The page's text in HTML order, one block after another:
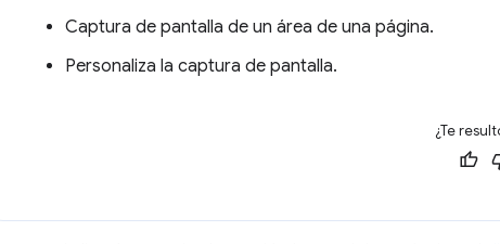
Captura de pantalla de un área de una página.
Personaliza la captura de pantalla.
¿Te